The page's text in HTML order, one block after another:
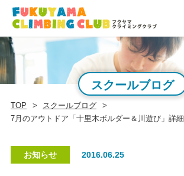
スクールブログ
TOP
スクールブログ
7月のアウトドア「十里木ボルダー＆川遊び」詳細
お知らせ 2016.06.25